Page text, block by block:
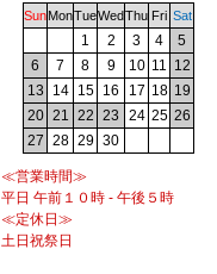
SunMonTueWedThu Fri Sat
1 2 3 4
5
6
7 8 9 10 11 12
13
14 15 16 17 18 19
20 21 22 23 24 25 26
27 28 29 30
≪営業時間≫
平日 午前１０時 - 午後５時
≪定休日≫
土日祝祭日